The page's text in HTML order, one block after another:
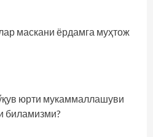
маскани ёрдамга муҳтож
юрти мукаммаллашуви
биламизми?